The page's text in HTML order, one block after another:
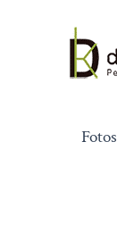
contenido
Fotos